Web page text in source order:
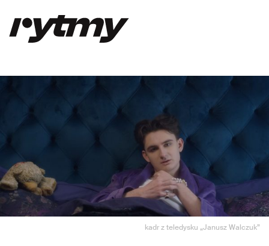
kadr z teledysku „Janusz Walczuk”